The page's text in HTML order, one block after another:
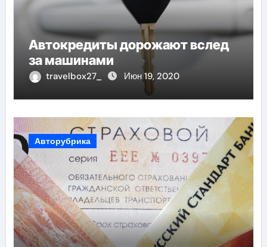
Автокредиты дорожают вслед
за машинами
travelbox27_ Июн 19, 2020
Авторубрика